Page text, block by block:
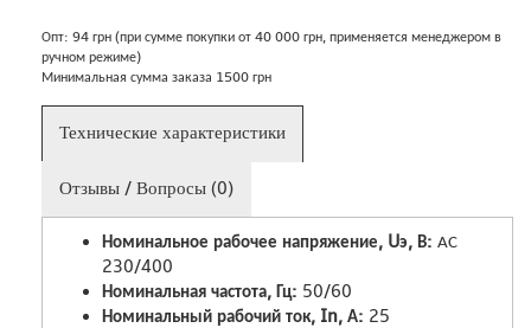
Опт: 94 грн (при сумме покупки от 40 000 грн, применяется менеджером в
ручном режиме)
Минимальная сумма заказа 1500 грн
Технические характеристики
Отзывы / Вопросы (0)
Номинальное рабочее напряжение, Uэ, В: АС
230/400
Номинальная частота, Гц: 50/60
Номинальный рабочий ток, In, А: 25